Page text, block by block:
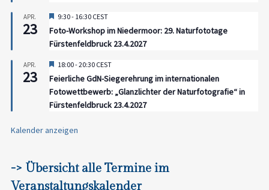
APR.
23
Hervorgehoben
9:30- 16:30 CEST
Foto-Workshop im Niedermoor: 29. Naturfototage
Fürstenfeldbruck 23.4.2027
APR.
23
Hervorgehoben
18:00-20:30 CEST
Feierliche GdN-Siegerehrung im internationalen
Fotowettbewerb: „Glanzlichter der Naturfotografie“ in
Fürstenfeldbruck 23.4.2027
Kalender anzeigen
-> Übersicht alle Termine im
Veranstaltungskalender